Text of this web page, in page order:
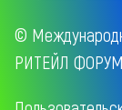
©
РИТЕЙЛ ФОРУМ